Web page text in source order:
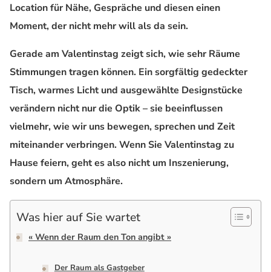
Location für Nähe, Gespräche und diesen einen
Moment, der nicht mehr will als da sein.
Gerade am Valentinstag zeigt sich, wie sehr Räume
Stimmungen tragen können. Ein sorgfältig gedeckter
Tisch, warmes Licht und ausgewählte Designstücke
verändern nicht nur die Optik – sie beeinflussen
vielmehr, wie wir uns bewegen, sprechen und Zeit
miteinander verbringen. Wenn Sie Valentinstag zu
Hause feiern, geht es also nicht um Inszenierung,
sondern um Atmosphäre.
Was hier auf Sie wartet
« Wenn der Raum den Ton angibt »
Der Raum als Gastgeber